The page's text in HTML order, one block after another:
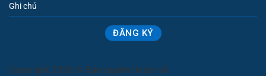
Copyright 2026 © Bản quyền thuộc về